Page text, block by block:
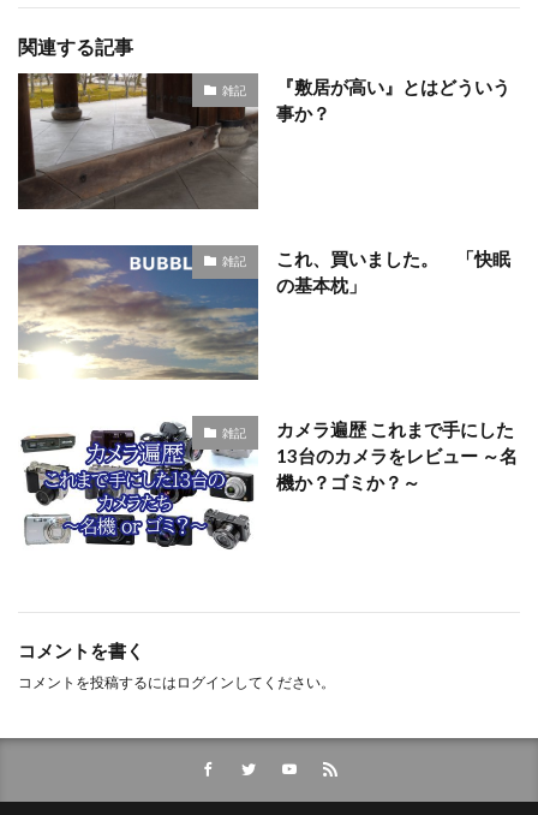
関連する記事
雑記
『敷居が高い』とはどういう
事か？
雑記
これ、買いました。 「快眠
の基本枕」
雑記
カメラ遍歴 これまで手にした
13台のカメラをレビュー ～名
機か？ゴミか？～
コメントを書く
コメントを投稿するには ログイン してください。